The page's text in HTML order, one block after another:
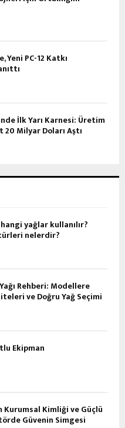
Yeni PC-12 Katkı
İlk Yarı Karnesi: Üretim
Milyar Doları Aştı
yağlar kullanılır?
nelerdir?
Rehberi: Modellere
ve Doğru Yağ Seçimi
Ekipman
Kurumsal Kimliği ve Güçlü
Güvenin Simgesi